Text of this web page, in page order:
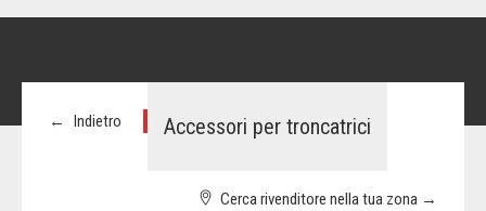
← Indietro Accessori per troncatrici
Cerca rivenditore nella tua zona →